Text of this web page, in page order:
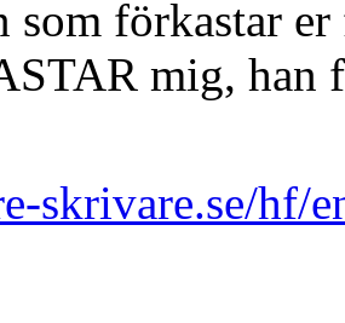
som förkastar
mig, han
skrivare.se/hf/